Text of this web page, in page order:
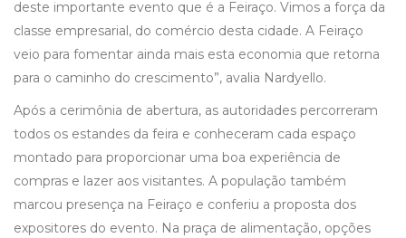
deste importante evento que é a Feiraço. Vimos a força da
classe empresarial, do comércio desta cidade. A Feiraço
veio para fomentar ainda mais esta economia que retorna
para o caminho do crescimento”, avalia Nardyello.
Após a cerimônia de abertura, as autoridades percorreram
todos os estandes da feira e conheceram cada espaço
montado para proporcionar uma boa experiência de
compras e lazer aos visitantes. A população também
marcou presença na Feiraço e conferiu a proposta dos
expositores do evento. Na praça de alimentação, opções